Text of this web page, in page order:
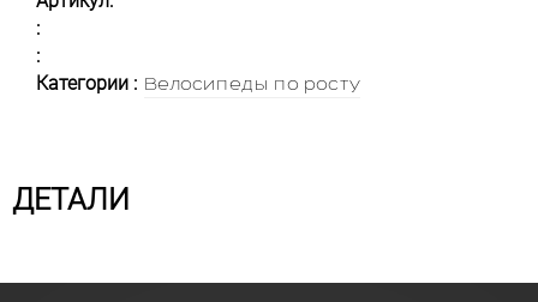
:
:
Категории : Велосипеды по росту
ДЕТАЛИ